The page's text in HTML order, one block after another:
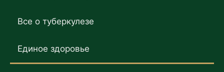
Все о туберкулезе
Единое здоровье